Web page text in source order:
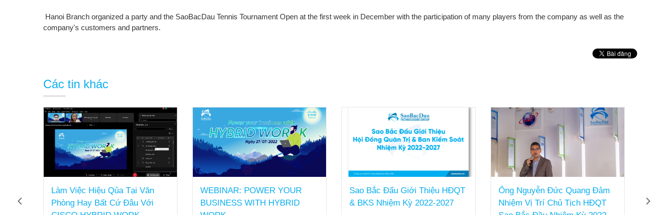
Hanoi Branch organized a party and the SaoBacDau Tennis Tournament Open at the first week in December with the participation of many players from the company as well as the
company's customers and partners.
Các tin khác
Làm Việc Hiệu Qủa Tại Văn
Phòng Hay Bất Cứ Đâu Với
WEBINAR: POWER YOUR
BUSINESS WITH HYBRID
Sao Bắc Đẩu Giới Thiệu HĐQT
& BKS Nhiệm Kỳ 2022-2027
Ông Nguyễn Đức Quang Đảm
Nhiệm Vị Trí Chủ Tịch HĐQT
bầu